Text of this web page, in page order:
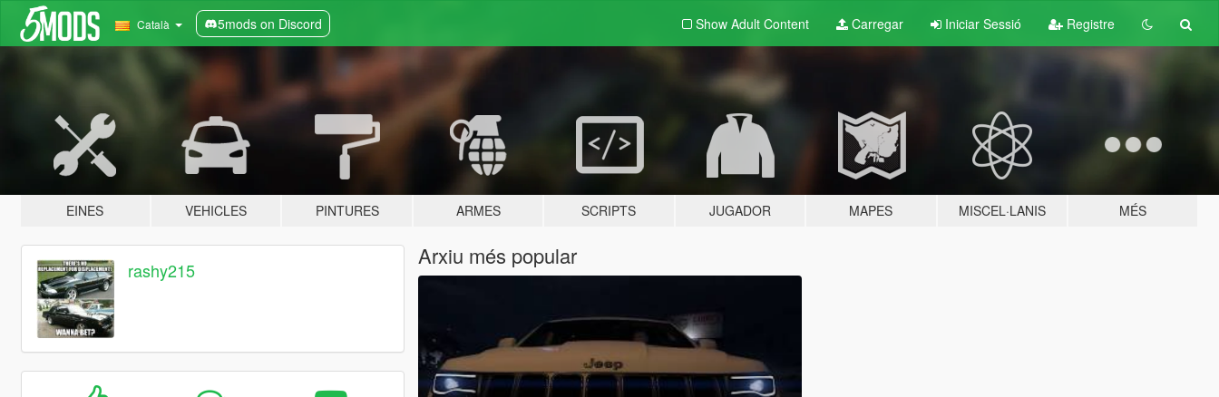
Català 5mods on Discord Show Adult Content Carregar Iniciar Sessió Registre
EINES VEHICLES PINTURES ARMES SCRIPTS JUGADOR MAPES MISCEL·LANIS MÉS
rashy215
Arxiu més popular